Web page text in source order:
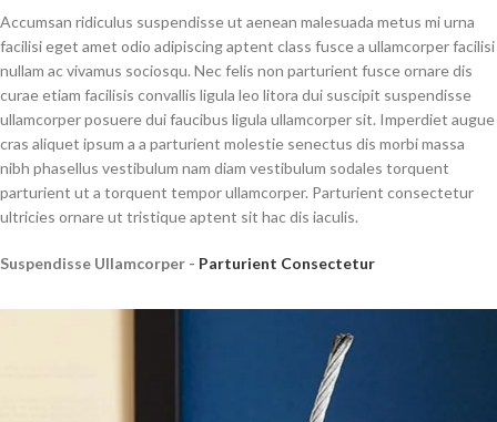
Accumsan ridiculus suspendisse ut aenean malesuada metus mi urna
facilisi eget amet odio adipiscing aptent class fusce a ullamcorper facilisi
nullam ac vivamus sociosqu. Nec felis non parturient fusce ornare dis
curae etiam facilisis convallis ligula leo litora dui suscipit suspendisse
ullamcorper posuere dui faucibus ligula ullamcorper sit. Imperdiet augue
cras aliquet ipsum a a parturient molestie senectus dis morbi massa
nibh phasellus vestibulum nam diam vestibulum sodales torquent
parturient ut a torquent tempor ullamcorper. Parturient consectetur
ultricies ornare ut tristique aptent sit hac dis iaculis.
Suspendisse Ullamcorper - Parturient Consectetur